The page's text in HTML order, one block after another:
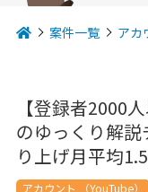
案件一覧 アカ
【登録者2000
のゆっくり解
り上げ月平均
アカウント （YouTube）